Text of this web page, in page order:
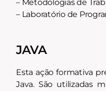
– Metodologias de
– Laboratório de
JAVA
Esta ação formativa
Java. São utilizadas